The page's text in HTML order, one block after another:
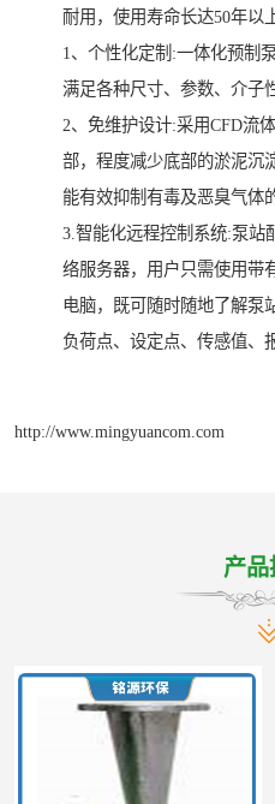
耐用，使用寿命长达50年以
1、个性化定制:一体化预制
满足各种尺寸、参数、介子
2、免维护设计:采用CFD流
部，程度减少底部的淤泥沉
能有效抑制有毒及恶臭气体
3.智能化远程控制系统:泵站
络服务器，用户只需使用带
电脑，既可随时随地了解泵
负荷点、设定点、传感值、
http://www.mingyuancom.com
产品